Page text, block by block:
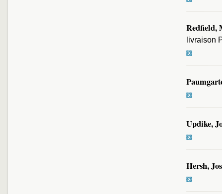
Redfield,
livraison
Updike,
Hersh,